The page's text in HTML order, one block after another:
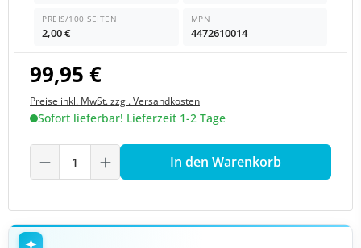
PREIS/100 SEITEN
2,00 €
MPN
4472610014
99,95 €
Preise inkl. MwSt. zzgl. Versandkosten
Sofort lieferbar! Lieferzeit 1-2 Tage
Produkt Anzahl: Gib den
In den Warenkorb